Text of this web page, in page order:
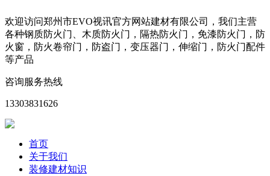
欢迎访问郑州市EVO视讯官方网站建材有限公司，我们主营
各种钢质防火门、木质防火门，隔热防火门，免漆防火门，防
火窗，防火卷帘门，防盗门，变压器门，伸缩门，防火门配件
等产品
咨询服务热线
13303831626
首页
关于我们
装修建材知识